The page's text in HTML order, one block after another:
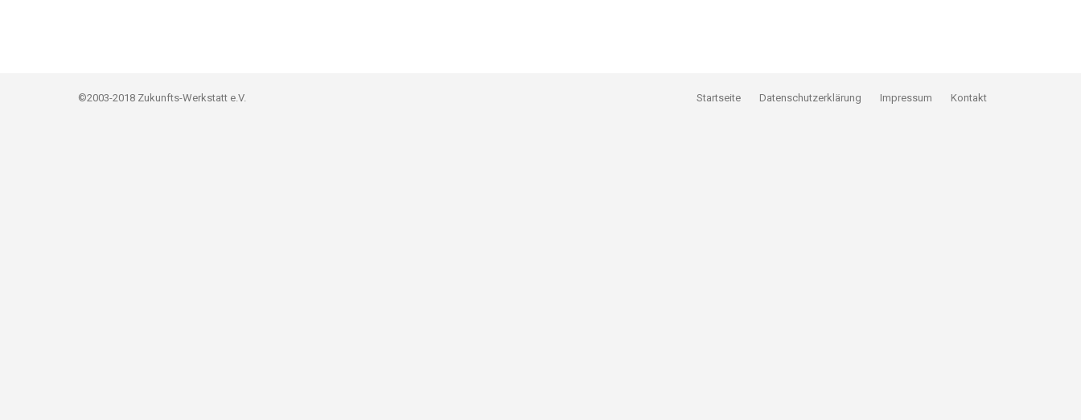
©2003-2018 Zukunfts-Werkstatt e.V. Startseite Datenschutzerklärung Impressum Kontakt